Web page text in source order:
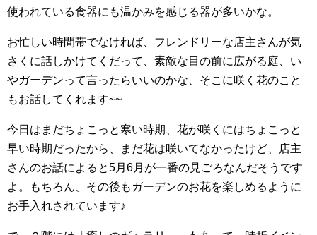
使われている食器にも温かみを感じる器が多いかな。
お忙しい時間帯でなければ、フレンドリーな店主さんが気
さくに話しかけてくだって、素敵な目の前に広がる庭、い
やガーデンって言ったらいいのかな、そこに咲く花のこと
もお話してくれます~~
今日はまだちょこっと寒い時期、花が咲くにはちょこっと
早い時期だったから、まだ花は咲いてなかったけど、店主
さんのお話によると5月6月が一番の見ごろなんだそうです
よ。もちろん、その後もガーデンのお花を楽しめるように
お手入れされています♪